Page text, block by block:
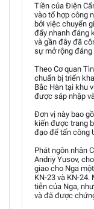
Tiền của Điện
vào tổ hợp công
bởi việc chuyển
đẩy nhanh đáng
và gần đây đã
sự mở rộng đáng
Theo Cơ quan
chuẩn bị triển
Bắc Hàn tại khu
được sáp nhập
Đơn vị này bao
kiến được trang
đạo để tấn công
Phát ngôn nhân
Andriy Yusov,
giao cho Nga
KN-23 và KN-
tiễn của Nga,
và đã được